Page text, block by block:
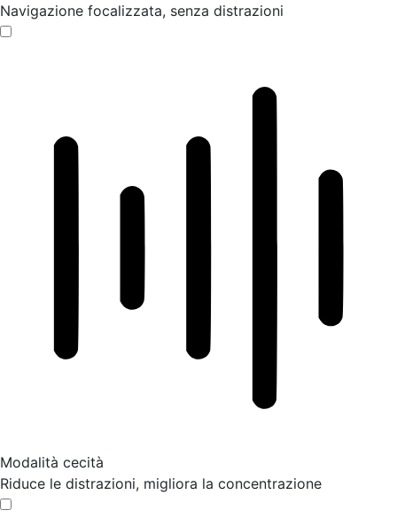
Navigazione focalizzata, senza distrazioni
Modalità cecità
Riduce le distrazioni, migliora la concentrazione